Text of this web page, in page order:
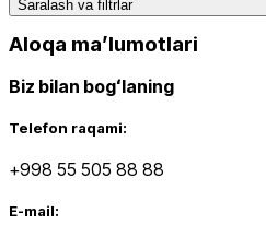
Saralash va filtrlar
Aloqa maʼlumotlari
Biz bilan bogʻlaning
Telefon raqami:
+998 55 505 88 88
E-mail: